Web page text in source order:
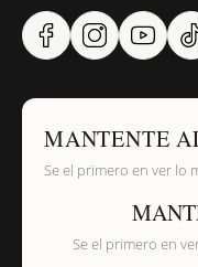
MANTENTE
Se el primero en ver lo
Se el primero en